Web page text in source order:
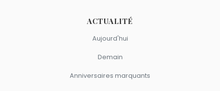
ACTUALITÉ
Aujourd'hui
Demain
Anniversaires marquants